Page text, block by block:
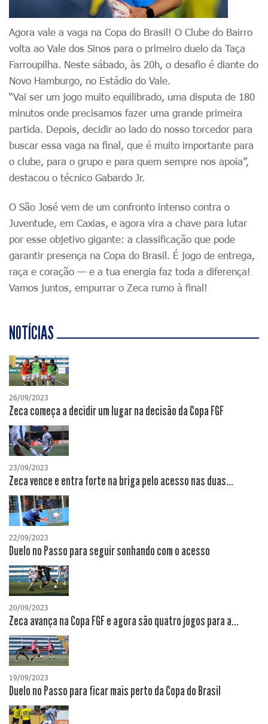
Agora vale a vaga na Copa do Brasil! O Clube do Bairro
volta ao Vale dos Sinos para o primeiro duelo da Taça
Farroupilha. Neste sábado, às 20h, o desafio é diante do
Novo Hamburgo, no Estádio do Vale.
“Vai ser um jogo muito equilibrado, uma disputa de 180
minutos onde precisamos fazer uma grande primeira
partida. Depois, decidir ao lado do nosso torcedor para
buscar essa vaga na final, que é muito importante para
o clube, para o grupo e para quem sempre nos apoia”,
destacou o técnico Gabardo Jr.
O São José vem de um confronto intenso contra o
Juventude, em Caxias, e agora vira a chave para lutar
por esse objetivo gigante: a classificação que pode
garantir presença na Copa do Brasil. É jogo de entrega,
raça e coração — e a tua energia faz toda a diferença!
Vamos juntos, empurrar o Zeca rumo à final!
NOTÍCIAS
26/09/2023
Zeca começa a decidir um lugar na decisão da Copa FGF
23/09/2023
Zeca vence e entra forte na briga pelo acesso nas duas...
22/09/2023
Duelo no Passo para seguir sonhando com o acesso
20/09/2023
Zeca avança na Copa FGF e agora são quatro jogos para a...
19/09/2023
Duelo no Passo para ficar mais perto da Copa do Brasil